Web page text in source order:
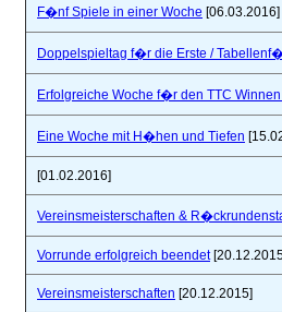
F�nf Spiele in einer Woche [06.03.2016]
Doppelspieltag f�r die Erste /
Erfolgreiche Woche f�r den TTC
Eine Woche mit H�hen und Tiefen
[01.02.2016]
Vereinsmeisterschaften &
Vorrunde erfolgreich beendet
Vereinsmeisterschaften [20.12.2015]